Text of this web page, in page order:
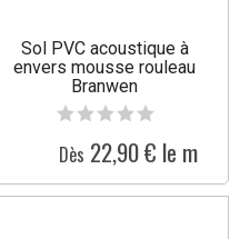
Sol PVC acoustique à
envers mousse rouleau
Branwen
Dès 22,90 € le m²